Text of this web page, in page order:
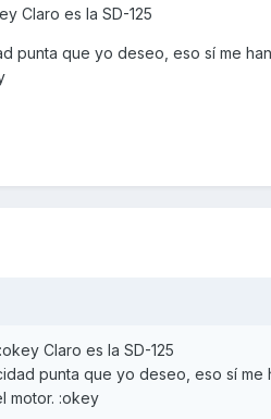
Claro es la SD-125
punta que yo deseo, eso sí me
Claro es la SD-125
punta que yo deseo, eso sí me
motor. :okey